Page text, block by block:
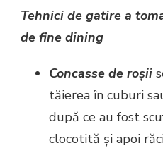
Tehnici de gatire a
de fine dining
Concasse de roșii
tăierea în cuburi
după ce au fost
clocotită și apoi